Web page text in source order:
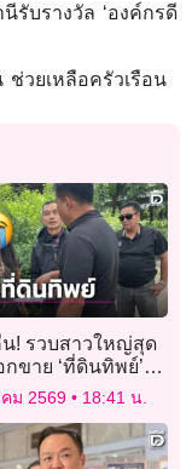
บรางวัล ‘องค์กรดี
วยเหลือครัวเรือน
! รวบสาวใหญ่สุด
ขาย ‘ที่ดินทิพย์’
วม 10 ล้าน
ม 2569 18:41 น.